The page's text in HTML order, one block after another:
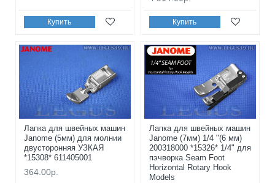
Купить Купить
Лапка для швейных машин
Janome (5мм) для молнии
двусторонняя УЗКАЯ
*15308* 611405001
364.00р.
Лапка для швейных машин
Janome (7мм) 1/4 "(6 мм)
200318000 *15326* 1/4" для
пэчворка Seam Foot
Horizontal Rotary Hook
Models